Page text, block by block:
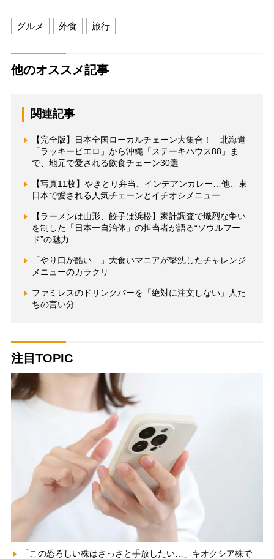
グルメ 外食 旅行
他のオススメ記事
関連記事
【完全版】日本全国ローカルチェーン大集合！ 北海道
「ラッキーピエロ」から沖縄「ステーキハウス88」ま
で、地元で愛される飲食チェーン30選
【写真11枚】やきとり弁当、インデアンカレー…他、東
日本で愛される人気チェーンとイチオシメニュー
【ラーメンは山形、餃子は浜松】家計調査で熾烈な争い
を制した「日本一自治体」の担当者が語る“ソウルフー
ド”の魅力
「やり口が酷い…」大食いマニアが撃沈したチャレンジ
メニューのカラクリ
ファミレスのドリンクバーを「絶対に注文しない」人た
ちの言い分
注目TOPIC
「この恐ろしい株はさっさと手放したい…」キオクシア株で